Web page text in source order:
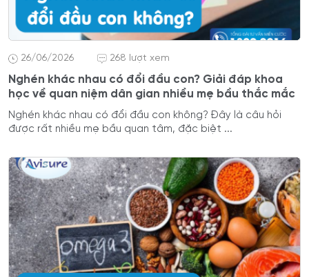
26/06/2026 268 lượt xem
Nghén khác nhau có đổi đầu con? Giải đáp khoa
học về quan niệm dân gian nhiều mẹ bầu thắc mắc
Nghén khác nhau có đổi đầu con không? Đây là câu hỏi
được rất nhiều mẹ bầu quan tâm, đặc biệt ...